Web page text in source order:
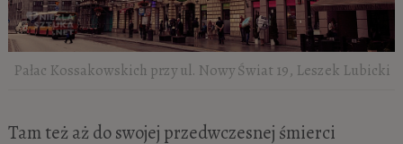
Pałac Kossakowskich przy ul. Nowy Świat 19, Leszek Lubicki
Tam też aż do swojej przedwczesnej śmierci